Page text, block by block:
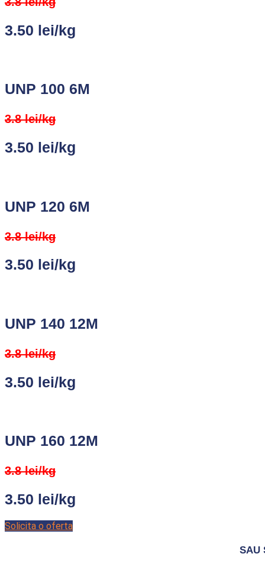
3.50 lei/kg
UNP 100 6M
3.8 lei/kg
3.50 lei/kg
UNP 120 6M
3.8 lei/kg
3.50 lei/kg
UNP 140 12M
3.8 lei/kg
3.50 lei/kg
UNP 160 12M
3.8 lei/kg
3.50 lei/kg
Solicita o oferta
SAU